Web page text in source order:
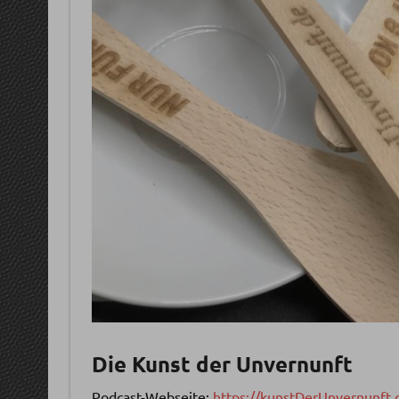
Die Kunst der Unvernunft